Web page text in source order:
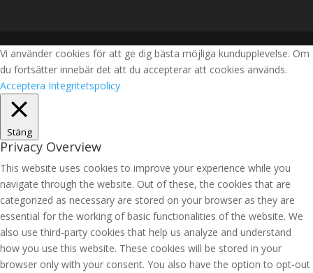
Vi använder cookies för att ge dig bästa möjliga kundupplevelse. Om
du fortsätter innebär det att du accepterar att cookies används.
Acceptera Integritetspolicy
Stäng
Privacy Overview
This website uses cookies to improve your experience while you
navigate through the website. Out of these, the cookies that are
categorized as necessary are stored on your browser as they are
essential for the working of basic functionalities of the website. We
also use third-party cookies that help us analyze and understand
how you use this website. These cookies will be stored in your
browser only with your consent. You also have the option to opt-out